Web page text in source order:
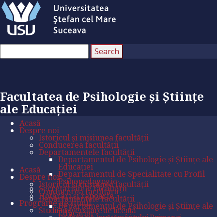
Facultatea de Psihologie și Științe
ale Educației
Acasă
Despre noi
Istoricul și misiunea facultății
Conducerea facultății
Departamentele facultății
Departamentul de Psihologie și Științe ale
Educației
Departamentul de Specialitate cu Profil
Psihopedagogic
Secretariatele facultății
Hotărâri și rapoarte
Programe de studii
Studii universitare de licență
Acasă
Despre noi
Istoricul și misiunea facultății
Conducerea facultății
Departamentele facultății
Departamentul de Psihologie și Științe ale
Educației